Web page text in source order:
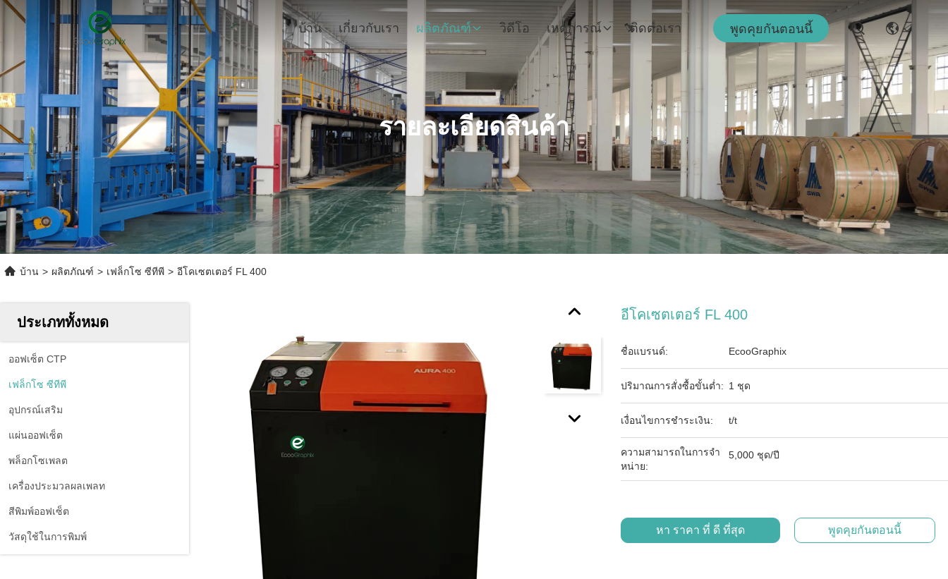
บ้าน เกี่ยวกับเรา ผลิตภัณฑ์ วิดีโอ เหตุการณ์ ติดต่อเรา พูดคุยกันตอนนี้
รายละเอียดสินค้า
บ้าน > ผลิตภัณฑ์ > เฟล็กโซ ซีทีพี > อีโคเซตเตอร์ FL 400
ประเภททั้งหมด
ออฟเซ็ต CTP
เฟล็กโซ ซีทีพี
อุปกรณ์เสริม
แผ่นออฟเซ็ต
พล็อกโซเพลต
เครื่องประมวลผลเพลท
สีพิมพ์ออฟเซ็ต
วัสดุใช้ในการพิมพ์
อีโคเซตเตอร์ FL 400
ชื่อแบรนด์: EcooGraphix
ปริมาณการสั่งซื้อขั้นต่ำ: 1 ชุด
เงื่อนไขการชำระเงิน: t/t
ความสามารถในการจํา
หน่าย:
5,000 ชุด/ปี
หา ราคา ที่ ดี ที่สุด พูดคุยกันตอนนี้